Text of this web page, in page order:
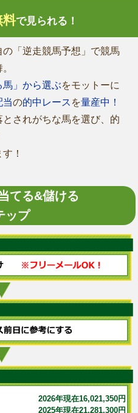
料で見られる！
「逆走競馬予想」で競馬
馬」から選ぶをモットーに
当の的中レース を量産中！
されがちな馬を選び、的
！
てる&儲ける
ップ
2026年現在16,021,350円
2025年現在21,281,300円